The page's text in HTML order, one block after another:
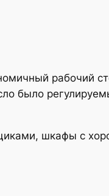
рабочий
было
шкафы с